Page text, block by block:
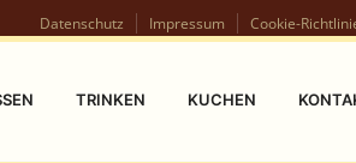
Datenschutz Impressum Cookie-
TRINKEN KUCHEN